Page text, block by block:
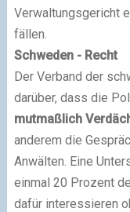
Verwaltungsgericht
fällen.
Schweden - Recht
Der Verband der
darüber, dass die
mutmaßlich
anderem die
Anwälten. Eine
einmal 20 Prozent
dafür interessieren